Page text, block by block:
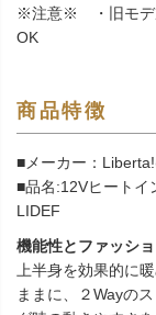
※注意※ ・旧モデ
OK
商品特徴
■メーカー：
■品名:12Vヒートイ
LIDEF
機能性とファッシ
上半身を効果的に
ままに、２Wayの